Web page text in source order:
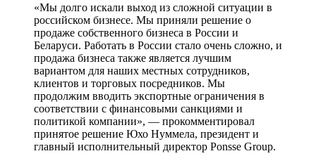
«Мы долго искали выход из сложной ситуации в
российском бизнесе. Мы приняли решение о
продаже собственного бизнеса в России и
Беларуси. Работать в России стало очень сложно, и
продажа бизнеса также является лучшим
вариантом для наших местных сотрудников,
клиентов и торговых посредников. Мы
продолжим вводить экспортные ограничения в
соответствии с финансовыми санкциями и
политикой компании», — прокомментировал
принятое решение Юхо Нуммела, президент и
главный исполнительный директор Ponsse Group.